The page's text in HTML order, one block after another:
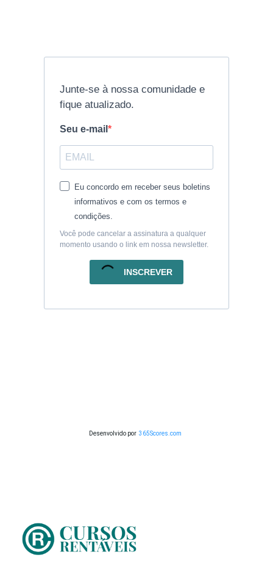
Junte-se à nossa comunidade e
fique atualizado.
Seu e-mail
Eu concordo em receber seus boletins
informativos e com os termos e
condições.
Você pode cancelar a assinatura a qualquer
momento usando o link em nossa newsletter.
INSCREVER
Desenvolvido por 365Scores.com